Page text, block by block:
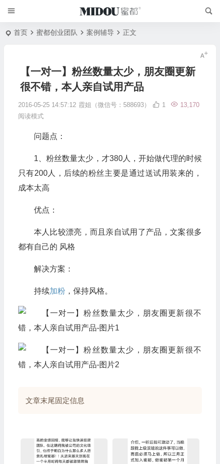
首页 蜜都创业团队 案例辅导 正文
【一对一】粉丝数量太少，朋友圈更新
很不错，本人亲自试用产品
2016-05-25 14:57:12 霞姐（微信号：588693） 13,170
1
阅读模式
问题点：
1、粉丝数量太少，才380人，开始做代理的时候
只有200人，后续的粉丝主要是通过送试用装来的，
成本太高
优点：
本人比较漂亮，而且亲自试用了产品，文案很多
都有自己的 风格
解决方案：
持续加粉，保持风格。
文章末尾固定信息